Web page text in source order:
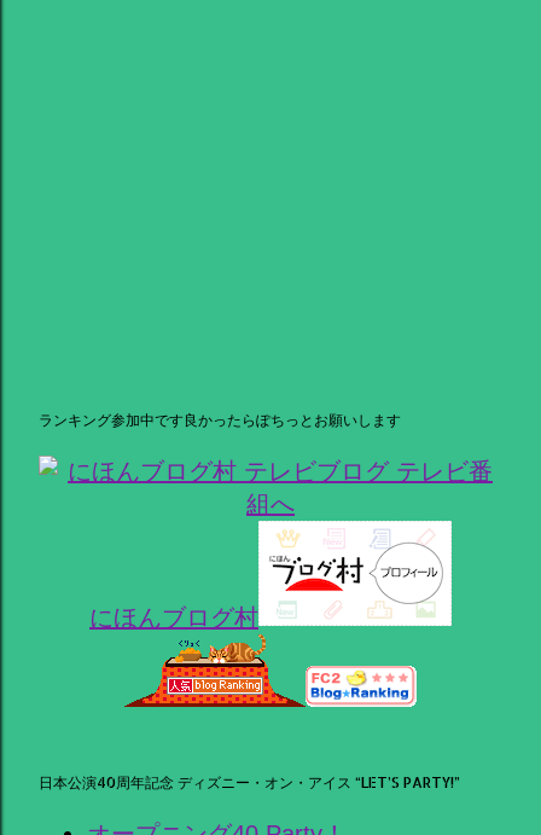
ランキング参加中です良かったらぽちっとお願いします
にほんブログ村
日本公演40周年記念 ディズニー・オン・アイス “LET’S PARTY!”